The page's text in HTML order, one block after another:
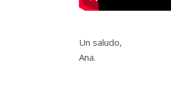
Un saludo,
Ana.